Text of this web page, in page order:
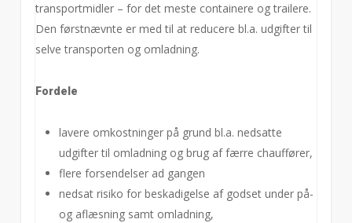
transportmidler – for det meste containere og trailere.
Den førstnævnte er med til at reducere bl.a. udgifter til
selve transporten og omladning.
Fordele
lavere omkostninger på grund bl.a. nedsatte
udgifter til omladning og brug af færre chauffører,
flere forsendelser ad gangen
nedsat risiko for beskadigelse af godset under på-
og aflæsning samt omladning,